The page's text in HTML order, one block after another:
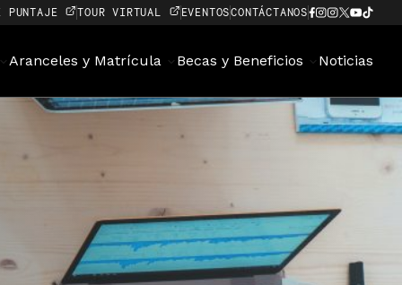
PUNTAJE TOUR VIRTUAL EVENTOSCONTÁCTANOS
Aranceles y Matrícula Becas y Beneficios Noticias